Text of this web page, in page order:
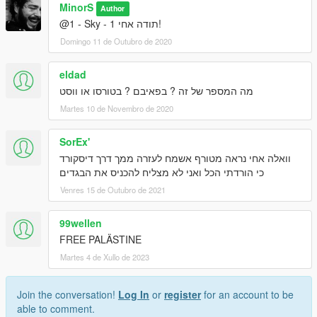
MinorS Author
@1 - Sky - 1 תודה אחי!
Domingo 11 de Outubro de 2020
eldad
מה המספר של זה ? בפאיבם ? בטורסו או ווסט
Martes 10 de Novembro de 2020
SorEx'
וואלה אחי נראה מטורף אשמח לעזרה ממך דרך דיסקורד
כי הורדתי הכל ואני לא מצליח להכניס את הבגדים
Venres 15 de Outubro de 2021
99wellen
FREE PALÄSTINE
Martes 4 de Xullo de 2023
Join the conversation! Log In or registerfor an account to be
able to comment.